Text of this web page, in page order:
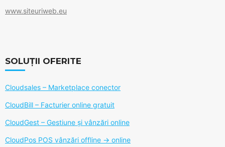
www.siteuriweb.eu
SOLUȚII OFERITE
Cloudsales – Marketplace conector
CloudBill – Facturier online gratuit
CloudGest – Gestiune și vânzări online
CloudPos POS vânzări offline -> online